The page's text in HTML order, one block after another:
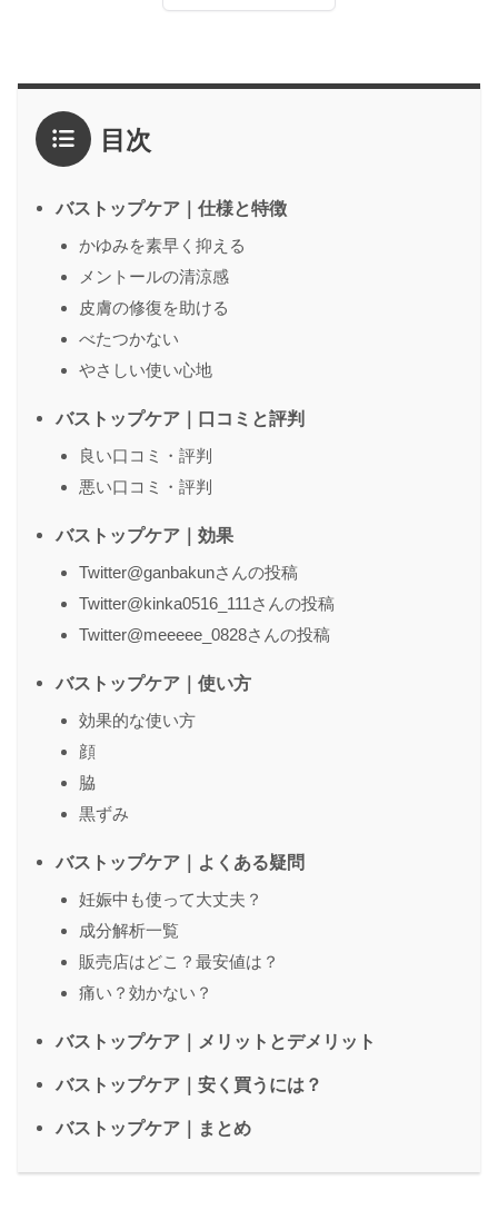
4点
3点
2点
1点
感想 *
（任意）
目次
バストップケア｜仕様と特徴
かゆみを素早く抑える
メントールの清涼感
皮膚の修復を助ける
べたつかない
やさしい使い心地
バストップケア｜口コミと評判
良い口コミ・評判
悪い口コミ・評判
バストップケア｜効果
Twitter@ganbakunさんの投稿
Twitter@kinka0516_111さんの投稿
Twitter@meeeee_0828さんの投稿
バストップケア｜使い方
効果的な使い方
顔
脇
黒ずみ
バストップケア｜よくある疑問
妊娠中も使って大丈夫？
成分解析一覧
販売店はどこ？最安値は？
痛い？効かない？
バストップケア｜メリットとデメリット
バストップケア｜安く買うには？
バストップケア｜まとめ